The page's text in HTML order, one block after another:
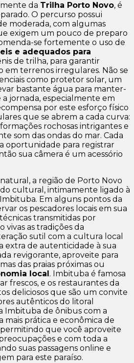
da Trilha Porto Novo, é
O percurso possui
moderada, com algumas
exigem um pouco de preparo
se fortemente o uso de
e adequados para
de trilha, para garantir
em terrenos irregulares. Não se
como protetor solar, um
bastante água para manter-
jornada, especialmente em
por este esforço físico
que se abrem a cada curva:
rochosas intrigantes e
som das ondas do mar. Cada
oportunidade para registrar
sua câmera é um acessório
a região de Porto Novo
cultural, intimamente ligado à
Em alguns pontos da
os pescadores locais em sua
transmitidas por
vivas as tradições da
sutil com a cultura local
extra de autenticidade à sua
revigorante, aproveite para
das praias próximas ou
local . Imbituba é famosa
frescos, e os restaurantes da
deliciosos que são um convite
autênticos do litoral
Imbituba de ônibus com a
mais prática e econômica de
permitindo que você aproveite
e com toda a
suas passagens online e
para este paraíso.